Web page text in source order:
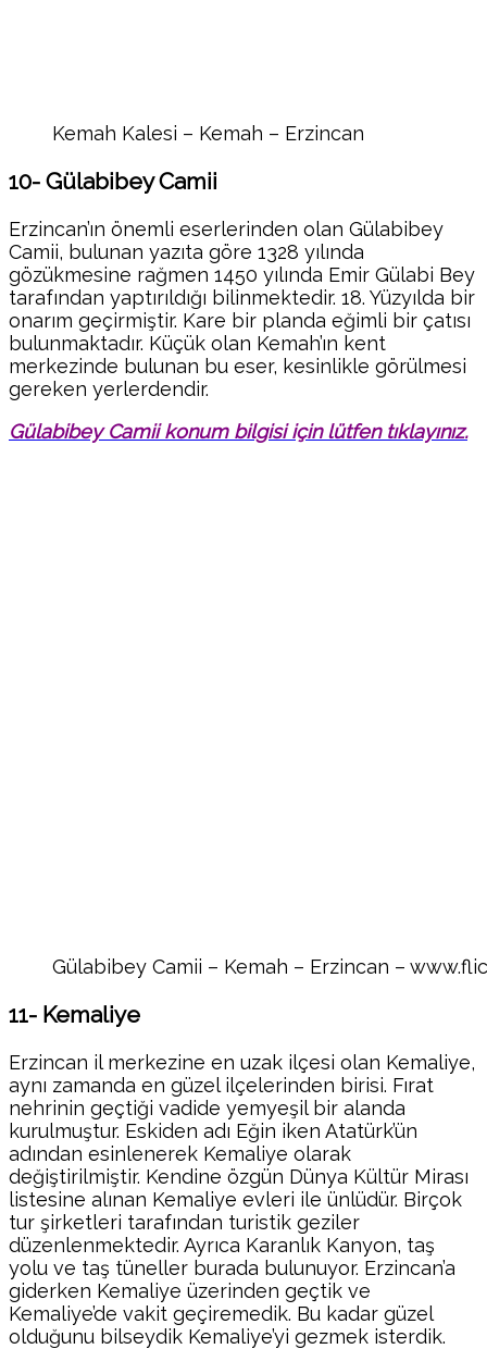
Kemah Kalesi – Kemah – Erzincan
10- Gülabibey Camii
Erzincan’ın önemli eserlerinden olan Gülabibey
Camii, bulunan yazıta göre 1328 yılında
gözükmesine rağmen 1450 yılında Emir Gülabi Bey
tarafından yaptırıldığı bilinmektedir. 18. Yüzyılda bir
onarım geçirmiştir. Kare bir planda eğimli bir çatısı
bulunmaktadır. Küçük olan Kemah’ın kent
merkezinde bulunan bu eser, kesinlikle görülmesi
gereken yerlerdendir.
Gülabibey Camii konum bilgisi için lütfen tıklayınız.
Gülabibey Camii – Kemah – Erzincan –
11- Kemaliye
Erzincan il merkezine en uzak ilçesi olan Kemaliye,
aynı zamanda en güzel ilçelerinden birisi. Fırat
nehrinin geçtiği vadide yemyeşil bir alanda
kurulmuştur. Eskiden adı Eğin iken Atatürk’ün
adından esinlenerek Kemaliye olarak
değiştirilmiştir. Kendine özgün Dünya Kültür Mirası
listesine alınan Kemaliye evleri ile ünlüdür. Birçok
tur şirketleri tarafından turistik geziler
düzenlenmektedir. Ayrıca Karanlık Kanyon, taş
yolu ve taş tüneller burada bulunuyor. Erzincan’a
giderken Kemaliye üzerinden geçtik ve
Kemaliye’de vakit geçiremedik. Bu kadar güzel
olduğunu bilseydik Kemaliye’yi gezmek isterdik.